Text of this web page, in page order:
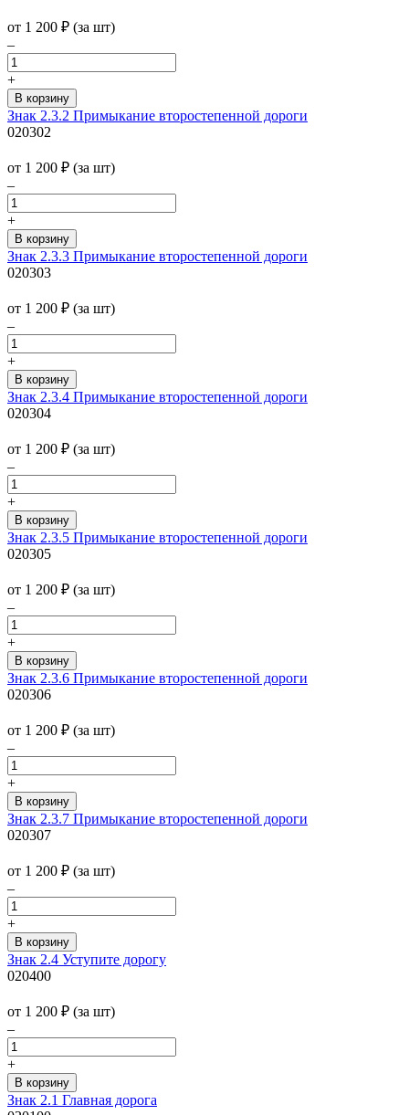
от 1 200 ₽ (за шт)
–
+
Знак 2.3.2 Примыкание второстепенной дороги
020302
от 1 200 ₽ (за шт)
–
+
Знак 2.3.3 Примыкание второстепенной дороги
020303
от 1 200 ₽ (за шт)
–
+
Знак 2.3.4 Примыкание второстепенной дороги
020304
от 1 200 ₽ (за шт)
–
+
Знак 2.3.5 Примыкание второстепенной дороги
020305
от 1 200 ₽ (за шт)
–
+
Знак 2.3.6 Примыкание второстепенной дороги
020306
от 1 200 ₽ (за шт)
–
+
Знак 2.3.7 Примыкание второстепенной дороги
020307
от 1 200 ₽ (за шт)
–
+
Знак 2.4 Уступите дорогу
020400
от 1 200 ₽ (за шт)
–
+
Знак 2.1 Главная дорога